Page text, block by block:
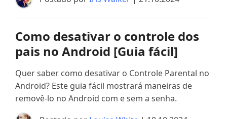
Como desativar o controle dos
pais no Android [Guia fácil]
Quer saber como desativar o Controle Parental no
Android? Este guia fácil mostrará maneiras de
removê-lo no Android com e sem a senha.